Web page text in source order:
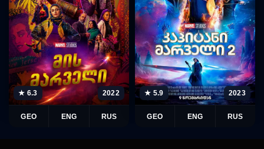
★ 6.3 2022
GEO ENG RUS
★ 5.9 2023
GEO ENG RUS